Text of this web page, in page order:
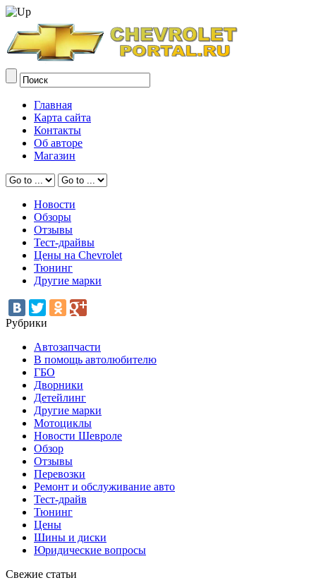
Главная
Карта сайта
Контакты
Об авторе
Магазин
Новости
Обзоры
Отзывы
Тест-драйвы
Цены на Chevrolet
Тюнинг
Другие марки
Рубрики
Автозапчасти
В помощь автолюбителю
ГБО
Дворники
Детейлинг
Другие марки
Мотоциклы
Новости Шевроле
Обзор
Отзывы
Перевозки
Ремонт и обслуживание авто
Тест-драйв
Тюнинг
Цены
Шины и диски
Юридические вопросы
Свежие статьи